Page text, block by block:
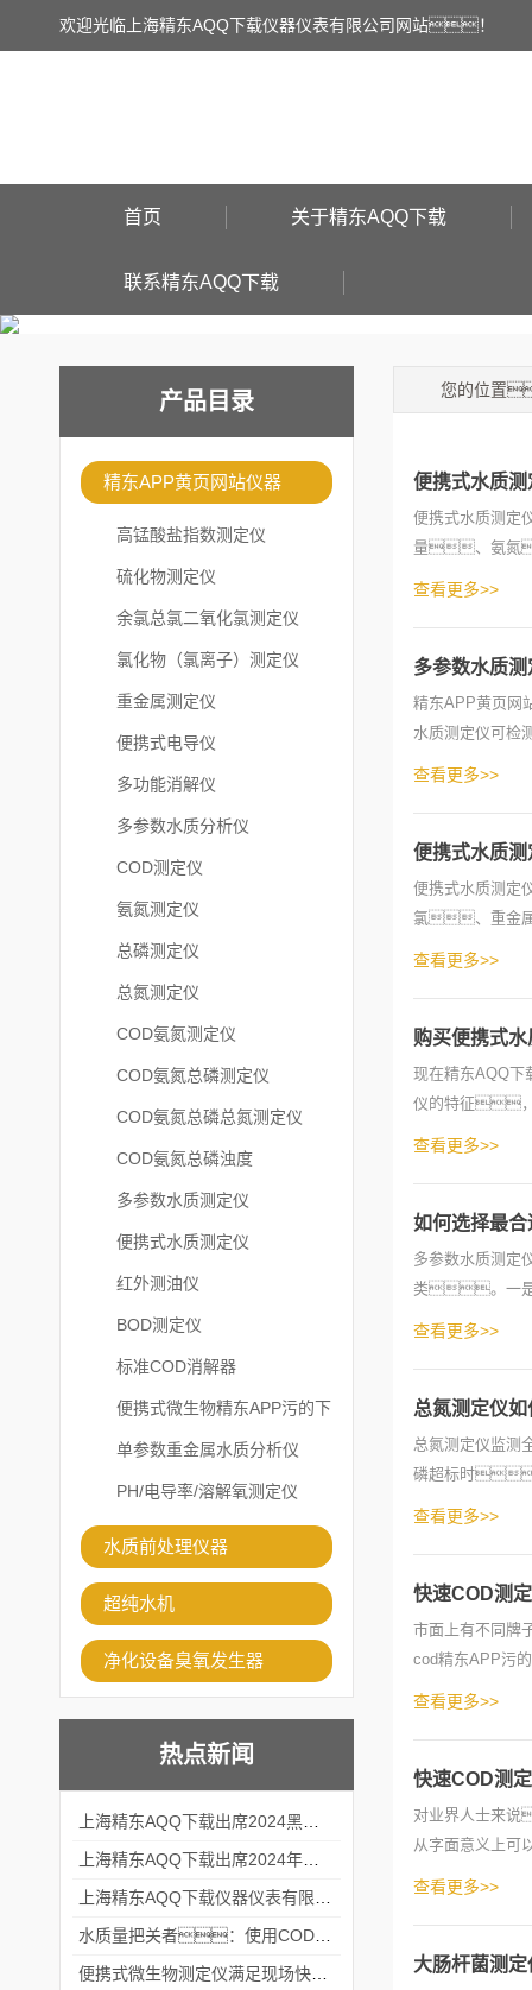
欢迎光临上海精东AQQ下载仪器仪表有限公司网站！
首页 关于精东AQQ下载
联系精东AQQ下载
产品目录
精东APP黄页网站仪器
高锰酸盐指数测定仪
硫化物测定仪
余氯总氯二氧化氯测定仪
氯化物（氯离子）测定仪
重金属测定仪
便携式电导仪
多功能消解仪
多参数水质分析仪
COD测定仪
氨氮测定仪
总磷测定仪
总氮测定仪
COD氨氮测定仪
COD氨氮总磷测定仪
COD氨氮总磷总氮测定仪
COD氨氮总磷浊度
多参数水质测定仪
便携式水质测定仪
红外测油仪
BOD测定仪
标准COD消解器
便携式微生物精东APP污的下
载安装
单参数重金属水质分析仪
PH/电导率/溶解氧测定仪
水质前处理仪器
超纯水机
净化设备臭氧发生器
热点新闻
您的位置
便携式水质
便携式水质测
量、氨氮
光谱仪检测方
查看更多>>
多参数水质
精东APP黄页
水质测定仪可
磷、总氮
查看更多>>
便携式水质
便携式水质
氯、重金
磷、总
查看更多>>
购买便携式
现在精东AQQ
仪的特征，
士对于精东
查看更多>>
如何选择最
多参数水质测
类。一是
仪器，在购
查看更多>>
总氮测定仪
总氮测定仪监
磷超标时
定义为水中各
查看更多>>
快速COD测
市面上有不同
cod精东APP污
已，更
查看更多>>
快速COD测
对业界人士来
从字面意义上
品。冷光
查看更多>>
大肠杆菌测